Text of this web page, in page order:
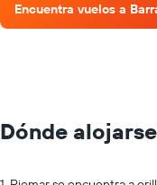
Encuentra vuelos a
Dónde